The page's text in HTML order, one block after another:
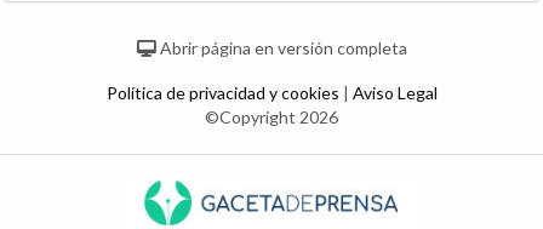
Abrir página en versión completa
Política de privacidad y cookies | Aviso Legal
©Copyright 2026